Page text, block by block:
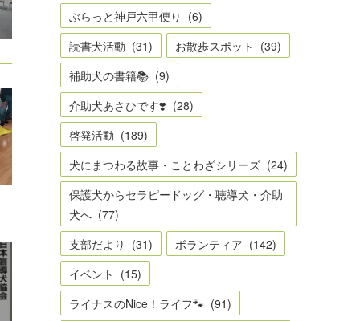
ぶらっと神戸六甲便り (6)
読書犬活動 (31) お散歩スポット (39)
補助犬の書籍📚 (9)
介助犬あさひです❣️ (28)
啓発活動 (189)
犬にまつわる故事・ことわざシリーズ (24)
保護犬からセラピードッグ・聴導犬・介助
犬へ (77)
支部だより (31) ボランティア (142)
イベント (15)
ライナスのNice！ライフ🐾 (91)